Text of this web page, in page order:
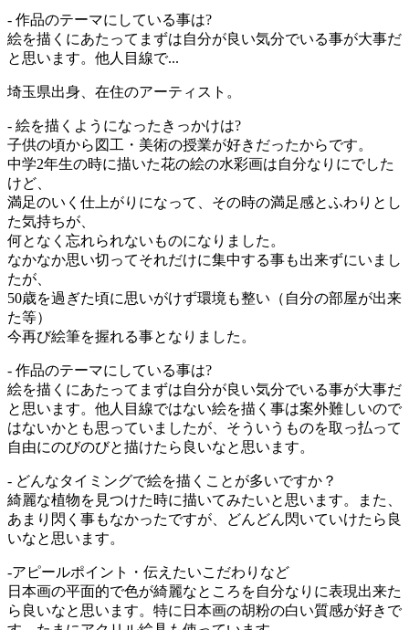
- 作品のテーマにしている事は?
絵を描くにあたってまずは自分が良い気分でいる事が大事だ
と思います。他人目線で...
埼玉県出身、在住のアーティスト。
- 絵を描くようになったきっかけは?
子供の頃から図工・美術の授業が好きだったからです。
中学2年生の時に描いた花の絵の水彩画は自分なりにでした
けど、
満足のいく仕上がりになって、その時の満足感とふわりとし
た気持ちが、
何となく忘れられないものになりました。
なかなか思い切ってそれだけに集中する事も出来ずにいまし
たが、
50歳を過ぎた頃に思いがけず環境も整い（自分の部屋が出来
た等）
今再び絵筆を握れる事となりました。
- 作品のテーマにしている事は?
絵を描くにあたってまずは自分が良い気分でいる事が大事だ
と思います。他人目線ではない絵を描く事は案外難しいので
はないかとも思っていましたが、そういうものを取っ払って
自由にのびのびと描けたら良いなと思います。
- どんなタイミングで絵を描くことが多いですか？
綺麗な植物を見つけた時に描いてみたいと思います。また、
あまり閃く事もなかったですが、どんどん閃いていけたら良
いなと思います。
-アピールポイント・伝えたいこだわりなど
日本画の平面的で色が綺麗なところを自分なりに表現出来た
ら良いなと思います。特に日本画の胡粉の白い質感が好きで